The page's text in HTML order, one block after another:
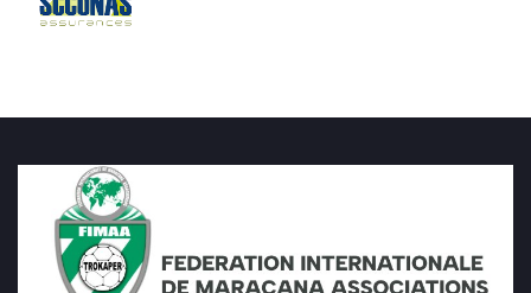
CHINE
BRESIL